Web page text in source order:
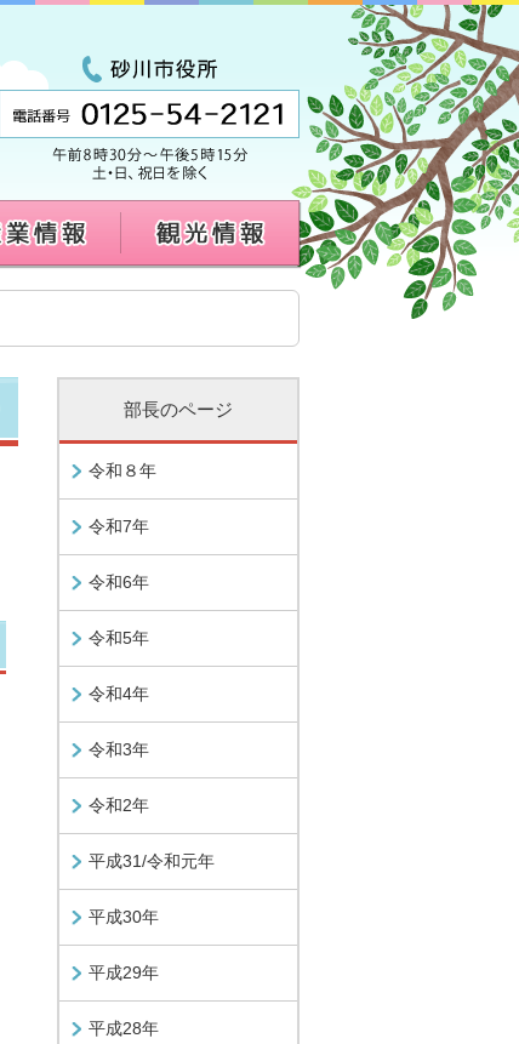
部長のページ
令和８年
令和7年
令和6年
令和5年
令和4年
令和3年
令和2年
平成31/令和元年
平成30年
平成29年
平成28年